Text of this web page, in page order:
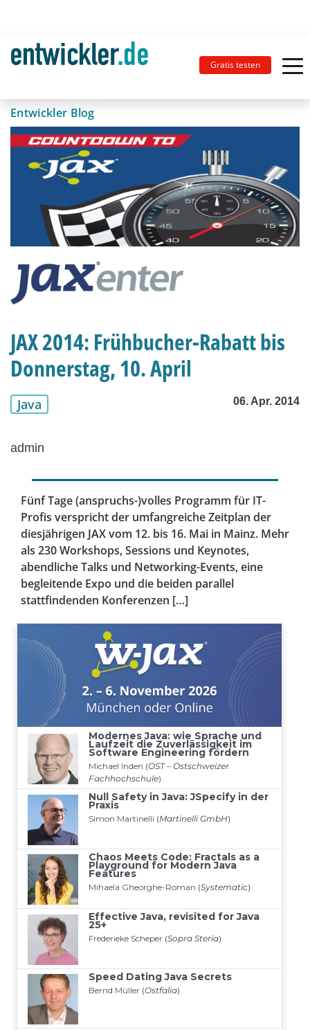
Gratis testen
Entwickler Blog
JAX 2014: Frühbucher-Rabatt bis
Donnerstag, 10. April
Java 06. Apr. 2014
admin
Fünf Tage (anspruchs-)volles Programm für IT-
Profis verspricht der umfangreiche Zeitplan der
diesjährigen JAX vom 12. bis 16. Mai in Mainz. Mehr
als 230 Workshops, Sessions und Keynotes,
abendliche Talks und Networking-Events, eine
begleitende Expo und die beiden parallel
stattfindenden Konferenzen […]